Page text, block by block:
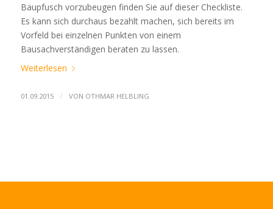
Baupfusch vorzubeugen finden Sie auf dieser Checkliste.
Es kann sich durchaus bezahlt machen, sich bereits im
Vorfeld bei einzelnen Punkten von einem
Bausachverständigen beraten zu lassen.
Weiterlesen
01.09.2015 / VON OTHMAR HELBLING